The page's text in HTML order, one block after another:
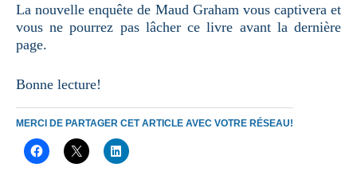
La nouvelle enquête de Maud Graham vous captivera et
vous ne pourrez pas lâcher ce livre avant la dernière
page.
Bonne lecture!
MERCI DE PARTAGER CET ARTICLE AVEC VOTRE RÉSEAU!